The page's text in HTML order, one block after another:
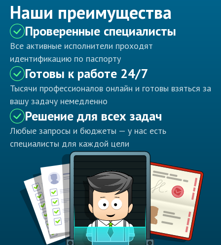
Наши преимущества
Проверенные специалисты
Все активные исполнители проходят
идентификацию по паспорту
Готовы к работе 24/7
Тысячи профессионалов онлайн и готовы взяться за
вашу задачу немедленно
Решение для всех задач
Любые запросы и бюджеты — у нас есть
специалисты для каждой цели